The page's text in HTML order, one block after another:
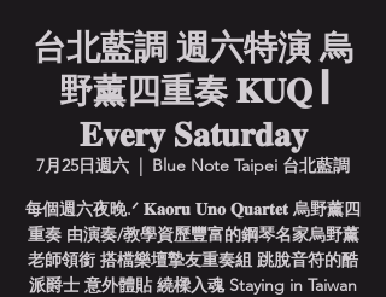
台北藍調 週六特演 烏
野薰四重奏 𝐊𝐔𝐐 |
𝐄𝐯𝐞𝐫𝐲 𝐒𝐚𝐭𝐮𝐫𝐝𝐚𝐲
7月25日週六
  |
Blue Note Taipei 台北藍調
每個週六夜晚.ᐟ 𝐊𝐚𝐨𝐫𝐮 𝐔𝐧𝐨 𝐐𝐮𝐚𝐫𝐭𝐞𝐭 烏野薰四
重奏 由演奏/教學資歷豐富的鋼琴名家烏野薰
老師領銜 搭檔樂壇摯友重奏組 跳脫音符的酷
派爵士 意外體貼 繞樑入魂 Staying in Taiwan